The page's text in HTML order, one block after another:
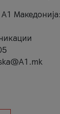
Македонија: